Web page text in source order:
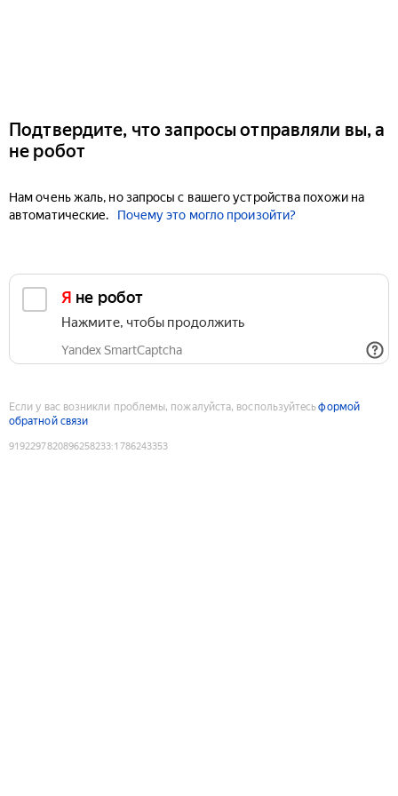
Подтвердите, что запросы отправляли вы, а
не робот
Нам очень жаль, но запросы с вашего устройства похожи на
автоматические.
Почему это могло произойти?
Я не робот
Нажмите, чтобы продолжить
Yandex SmartCaptcha
Если у вас возникли проблемы, пожалуйста, воспользуйтесьформой
обратной связи
9192297820896258233:1786243353